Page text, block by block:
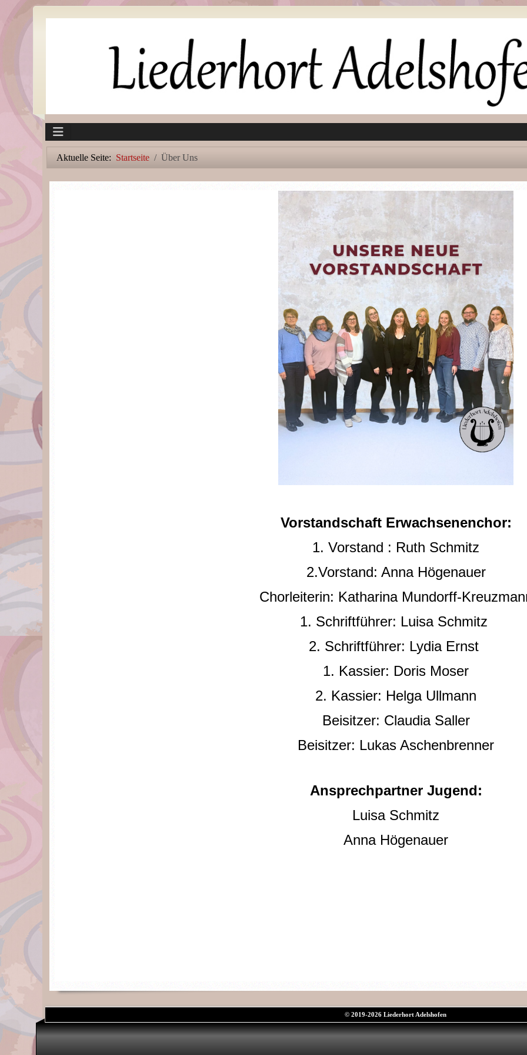
Aktuelle Seite: Startseite Über Uns
© 2019-2026 Liederhort Adelshofen
Vorstandschaft Erwachsenenchor:
1. Vorstand : Ruth Schmitz
2.Vorstand: Anna Högenauer
Chorleiterin: Katharina Mundorff-
1. Schriftführer: Luisa Schmitz
2. Schriftführer: Lydia Ernst
1. Kassier: Doris Moser
2. Kassier: Helga Ullmann
Beisitzer: Claudia Saller
Beisitzer: Lukas Aschenbrenner
Ansprechpartner Jugend:
Luisa Schmitz
Anna Högenauer